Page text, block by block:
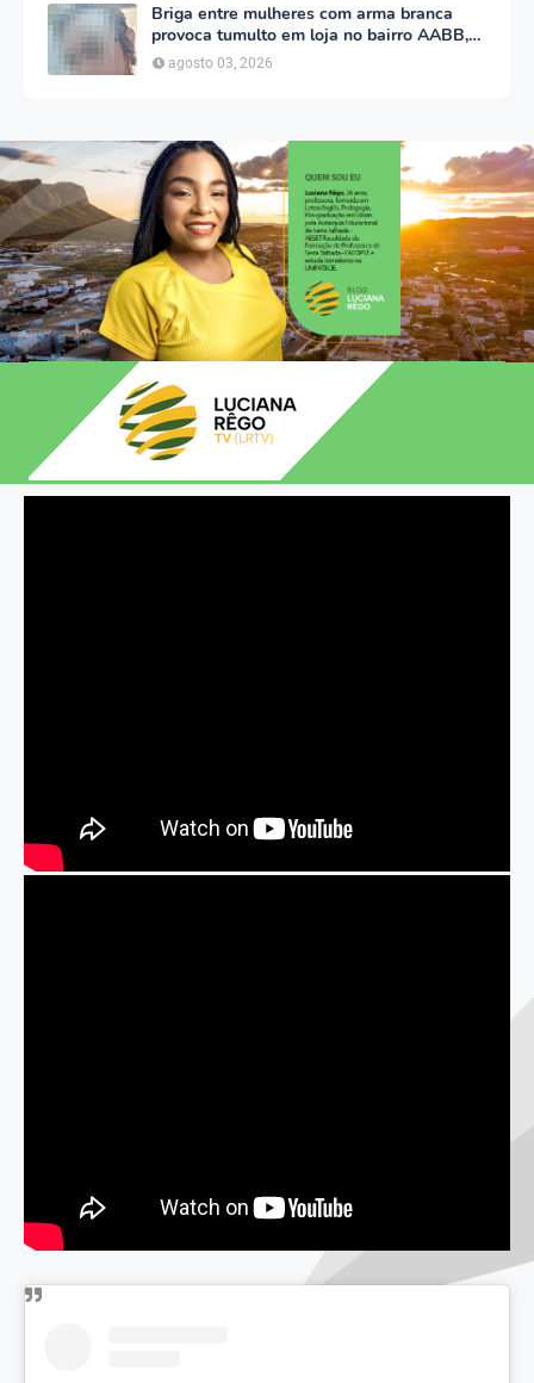
Briga entre mulheres com arma branca
provoca tumulto em loja no bairro AABB,
em Serra Talhada
agosto 03, 2026